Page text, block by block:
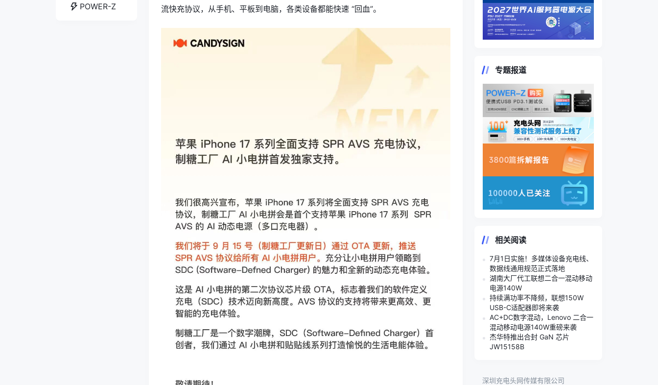
POWER-Z
流快充协议，从手机、平板到电脑，各类设备都能快速 “回血”。
专题报道
相关阅读
7月1日实施！多媒体设备充电线、
数据线通用规范正式落地
湖南大厂代工联想二合一混动移动
电源140W
持续满功率不降频，联想150W
USB-C适配器即将来袭
AC+DC数字混动，Lenovo 二合一
混动移动电源140W重磅来袭
杰华特推出合封 GaN 芯片
JW15158B
深圳充电头网传媒有限公司